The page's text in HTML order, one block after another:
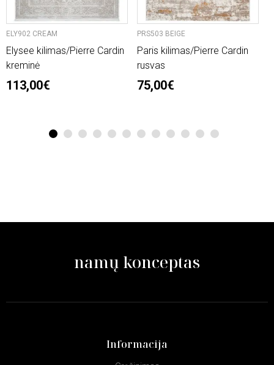
ELY902 CREAM
Elysee kilimas/Pierre Cardin
kreminė
113,00€
PRS503 BEIGE
Paris kilimas/Pierre Cardin
rusvas
75,00€
10 11 12
namų konceptas
Informacija